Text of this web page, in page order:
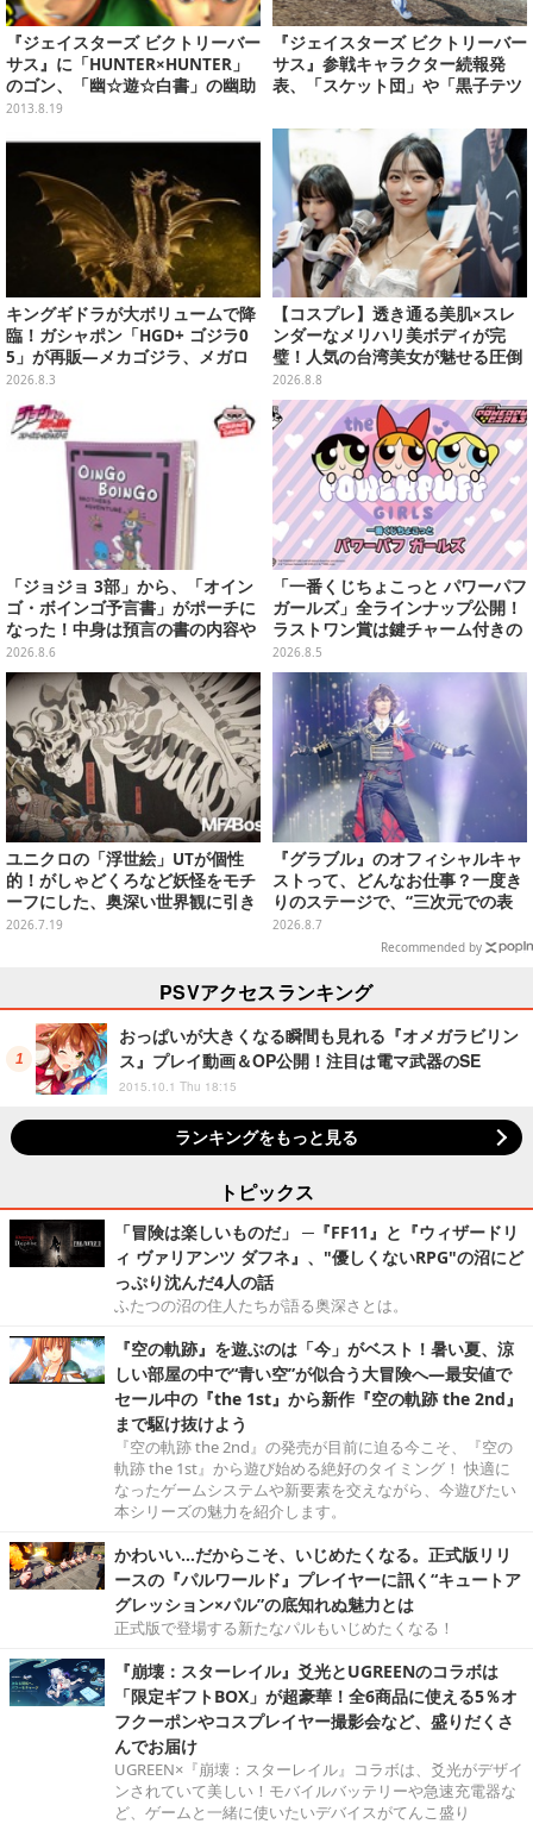
『ジェイスターズ ビクトリーバー
サス』に「HUNTER×HUNTER」
のゴン、「幽☆遊☆白書」の幽助
が参戦決定
2013.8.19
『ジェイスターズ ビクトリーバー
サス』参戦キャラクター続報発
表、「スケット団」や「黒子テツ
キングギドラが大ボリュームで降
臨！ガシャポン「HGD+ ゴジラ0
5」が再販―メカゴジラ、メガロ
なども揃った全4種
2026.8.3
【コスプレ】透き通る美肌×スレ
ンダーなメリハリ美ボディが完
璧！人気の台湾美女が魅せる圧倒
的オーラと華やかな笑顔が眩しい
【写真8枚】
2026.8.8
「ジョジョ 3部」から、「オイン
ゴ・ボインゴ予言書」がポーチに
なった！中身は預言の書の内容や
アニメ総柄デザインをプリント
2026.8.6
「一番くじちょこっと パワーパフ
ガールズ」全ラインナップ公開！
ラストワン賞は鍵チャーム付きの
シール帳スペシャルセットを用意
2026.8.5
ユニクロの「浮世絵」UTが個性
的！がしゃどくろなど妖怪をモチ
ーフにした、奥深い世界観に引き
込まれる
2026.7.19
『グラブル』のオフィシャルキャ
ストって、どんなお仕事？一度き
りのステージで、“三次元での表
現”に全力を懸けるキャスト陣の
舞台裏【インタビュー】
2026.8.7
Recommended by
PSVアクセスランキング
おっぱいが大きくなる瞬間も見れる『オメガラビリン
ス』プレイ動画＆OP公開！注目は電マ武器のSE
2015.10.1 Thu 18:15
ランキングをもっと見る
トピックス
「冒険は楽しいものだ」 ─『FF11』と『ウィザードリ
ィ ヴァリアンツ ダフネ』、"優しくないRPG"の沼にど
っぷり沈んだ4人の話
ふたつの沼の住人たちが語る奥深さとは。
『空の軌跡』を遊ぶのは「今」がベスト！暑い夏、涼
しい部屋の中で“青い空”が似合う大冒険へ―最安値で
セール中の『the 1st』から新作『空の軌跡 the 2nd』
まで駆け抜けよう
『空の軌跡 the 2nd』の発売が目前に迫る今こそ、『空の
軌跡 the 1st』から遊び始める絶好のタイミング！ 快適に
なったゲームシステムや新要素を交えながら、今遊びたい
本シリーズの魅力を紹介します。
かわいい…だからこそ、いじめたくなる。正式版リリ
ースの『パルワールド』プレイヤーに訊く“キュートア
グレッション×パル”の底知れぬ魅力とは
正式版で登場する新たなパルもいじめたくなる！
『崩壊：スターレイル』爻光とUGREENのコラボは
「限定ギフトBOX」が超豪華！全6商品に使える5％オ
フクーポンやコスプレイヤー撮影会など、盛りだくさ
んでお届け
UGREEN×『崩壊：スターレイル』コラボは、爻光がデザイ
ンされていて美しい！モバイルバッテリーや急速充電器な
ど、ゲームと一緒に使いたいデバイスがてんこ盛り